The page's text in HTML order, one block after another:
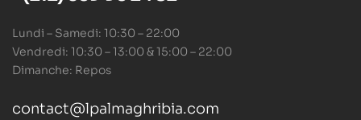
Lundi – Samedi: 10:30 – 22:00
Vendredi: 10:30 – 13:00 & 15:00 – 22:00
Dimanche: Repos
contact@lpalmaghribia.com